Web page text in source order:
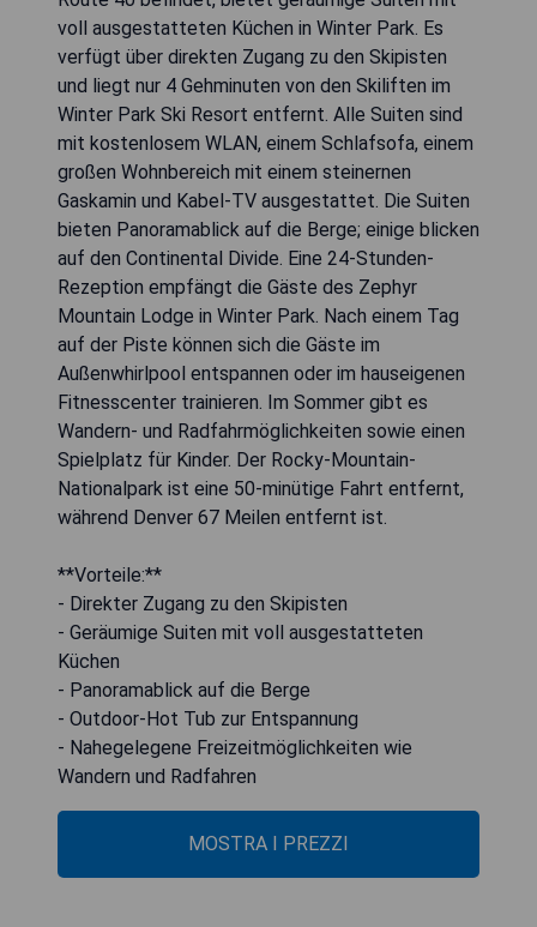
voll ausgestatteten Küchen in Winter Park. Es
verfügt über direkten Zugang zu den Skipisten
und liegt nur 4 Gehminuten von den Skiliften im
Winter Park Ski Resort entfernt. Alle Suiten sind
mit kostenlosem WLAN, einem Schlafsofa, einem
großen Wohnbereich mit einem steinernen
Gaskamin und Kabel-TV ausgestattet. Die Suiten
bieten Panoramablick auf die Berge; einige blicken
auf den Continental Divide. Eine 24-Stunden-
Rezeption empfängt die Gäste des Zephyr
Mountain Lodge in Winter Park. Nach einem Tag
auf der Piste können sich die Gäste im
Außenwhirlpool entspannen oder im hauseigenen
Fitnesscenter trainieren. Im Sommer gibt es
Wandern- und Radfahrmöglichkeiten sowie einen
Spielplatz für Kinder. Der Rocky-Mountain-
Nationalpark ist eine 50-minütige Fahrt entfernt,
während Denver 67 Meilen entfernt ist.
**Vorteile:**
- Direkter Zugang zu den Skipisten
- Geräumige Suiten mit voll ausgestatteten
Küchen
- Panoramablick auf die Berge
- Outdoor-Hot Tub zur Entspannung
- Nahegelegene Freizeitmöglichkeiten wie
Wandern und Radfahren
MOSTRA I PREZZI